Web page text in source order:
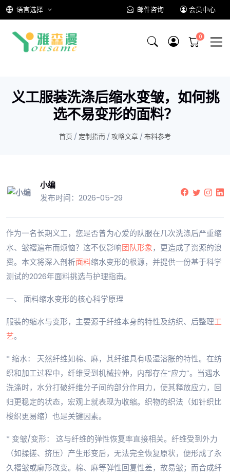
语言选择 邮件咨询 会员中心
义工服装洗涤后缩水变皱，如何挑
选不易变形的面料？
首页 / 定制指南 / 攻略文章 / 布料参考
小编
发布时间：2026-05-29
作为一名长期义工，您是否曾为心爱的队服在几次洗涤后严重缩
水、皱褶遍布而烦恼？这不仅影响团队形象，更造成了资源的浪
费。本文将深入剖析面料缩水变形的根源，并提供一份基于科学
测试的2026年面料挑选与护理指南。
一、 面料缩水变形的核心科学原理
服装的缩水与变形，主要源于纤维本身的特性及纺织、后整理工
艺。
* 缩水： 天然纤维如棉、麻，其纤维具有吸湿溶胀的特性。在纺
织和加工过程中，纤维受到机械拉伸，内部存在“应力”。当遇水
洗涤时，水分打破纤维分子间的部分作用力，使其释放应力，回
归更稳定的状态，宏观上就表现为收缩。织物的织法（如针织比
梭织更易缩）也是关键因素。
* 变皱/变形： 这与纤维的弹性恢复率直接相关。纤维受到外力
（如揉搓、挤压）产生形变后，无法完全恢复原状，便形成了永
久褶皱或廓形改变。棉、麻等弹性回复性差，故易皱；而合成纤